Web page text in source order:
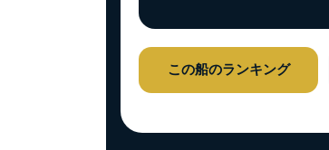
この船のランキング